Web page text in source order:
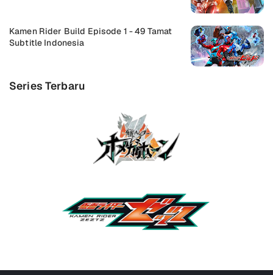
Kamen Rider Build Episode 1 - 49 Tamat
Subtitle Indonesia
Series Terbaru